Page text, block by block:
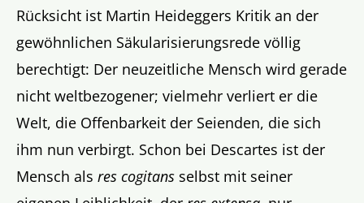
Rücksicht ist Martin Heideggers Kritik an der
gewöhnlichen Säkularisierungsrede völlig
berechtigt: Der neuzeitliche Mensch wird gerade
nicht weltbezogener; vielmehr verliert er die
Welt, die Offenbarkeit der Seienden, die sich
ihm nun verbirgt. Schon bei Descartes ist der
Mensch als res cogitans selbst mit seiner